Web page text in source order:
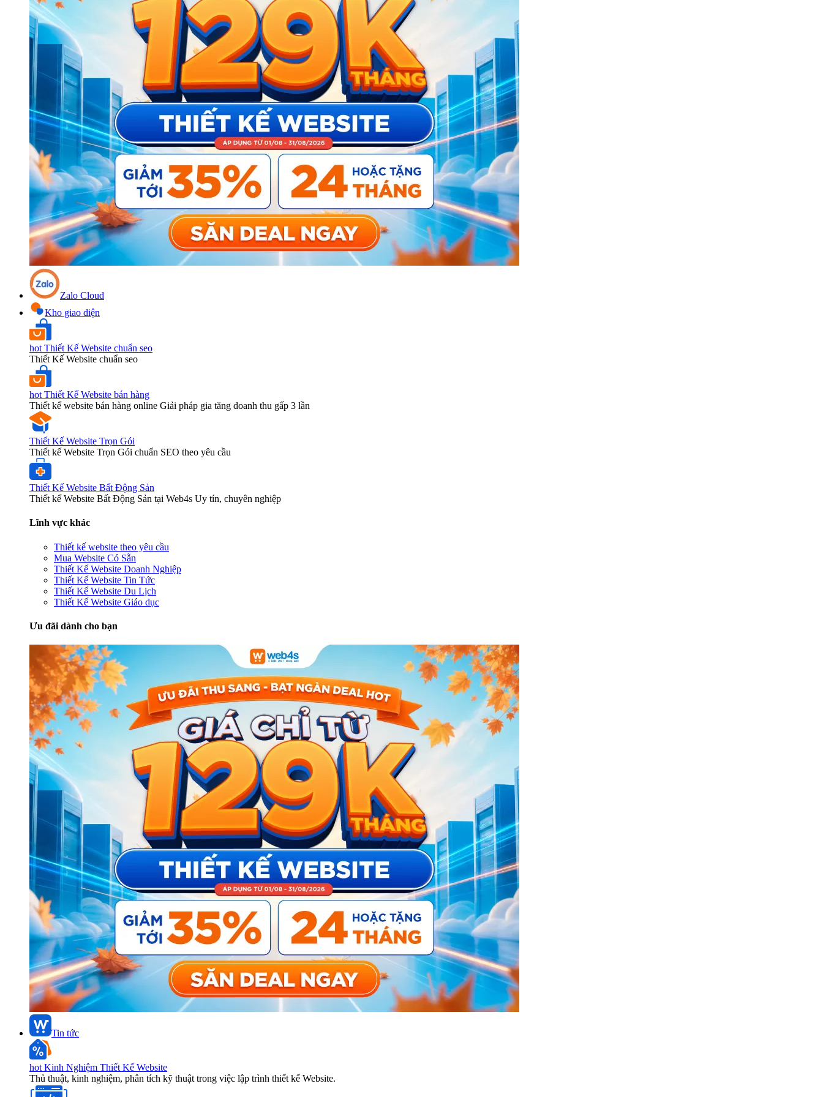
Zalo Cloud
Kho giao diện
hot Thiết Kế Website chuẩn seo
Thiết Kế Website chuẩn seo
hot Thiết Kế Website bán hàng
Thiết kế website bán hàng online Giải pháp gia tăng doanh thu gấp 3 lần
Thiết Kế Website Trọn Gói
Thiết kế Website Trọn Gói chuẩn SEO theo yêu cầu
Thiết Kế Website Bất Động Sản
Thiết kế Website Bất Động Sản tại Web4s Uy tín, chuyên nghiệp
Lĩnh vực khác
Thiết kế website theo yêu cầu
Mua Website Có Sẵn
Thiết Kế Website Doanh Nghiệp
Thiết Kế Website Tin Tức
Thiết Kế Website Du Lịch
Thiết Kế Website Giáo dục
Ưu đãi dành cho bạn
Tin tức
hot Kinh Nghiệm Thiết Kế Website
Thủ thuật, kinh nghiệm, phân tích kỹ thuật trong việc lập trình thiết kế Website.